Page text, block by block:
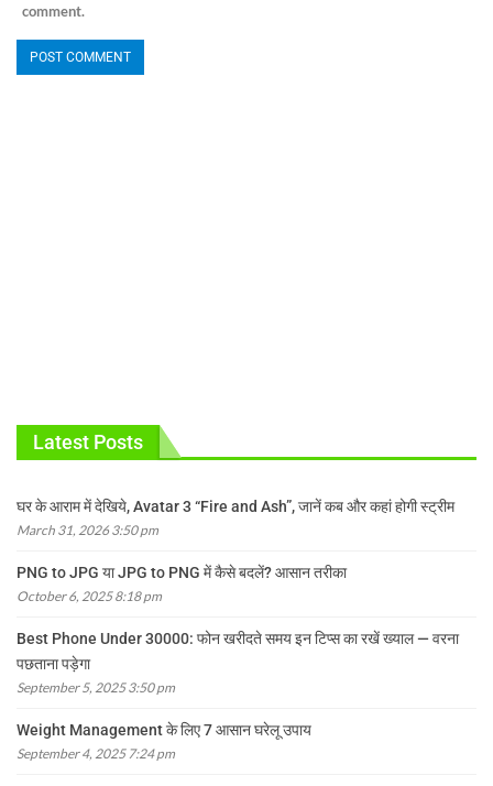
comment.
Latest Posts
घर के आराम में देखिये, Avatar 3 “Fire and Ash”, जानें कब और कहां होगी स्ट्रीम
March 31, 2026 3:50 pm
PNG to JPG या JPG to PNG में कैसे बदलें? आसान तरीका
October 6, 2025 8:18 pm
Best Phone Under 30000: फोन खरीदते समय इन टिप्स का रखें ख्याल — वरना
पछताना पड़ेगा
September 5, 2025 3:50 pm
Weight Management के लिए 7 आसान घरेलू उपाय
September 4, 2025 7:24 pm